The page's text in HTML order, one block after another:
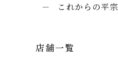
これからの平宗
店舗一覧